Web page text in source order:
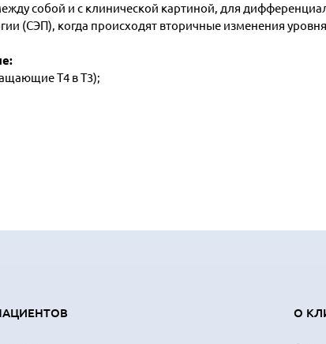
собой и с клинической картиной, для
(СЭП), когда происходят вторичные изменения
Т4 в Т3);
О